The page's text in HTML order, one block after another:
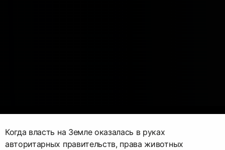
Когда власть на Земле оказалась в руках
авторитарных правительств, права животных